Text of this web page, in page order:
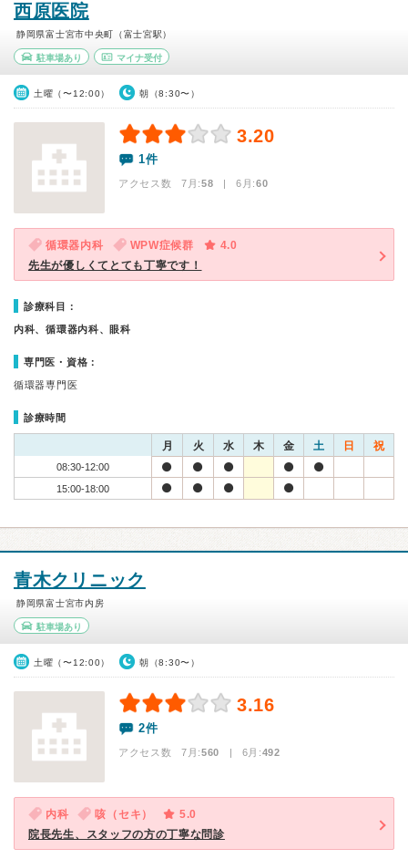
西原医院
静岡県富士宮市中央町（富士宮駅）
駐車場あり マイナ受付
土曜（〜12:00） 朝（8:30〜）
3.20
1件
アクセス数 7月:58 | 6月:60
循環器内科 WPW症候群
4.0
先生が優しくてとても丁寧です！
診療科目：
内科、循環器内科、眼科
専門医・資格：
循環器専門医
診療時間
月 火 水 木 金 土 日 祝
08:30-12:00
15:00-18:00
青木クリニック
静岡県富士宮市内房
駐車場あり
土曜（〜12:00） 朝（8:30〜）
3.16
2件
アクセス数 7月:560 | 6月:492
内科 咳（セキ）
5.0
院長先生、スタッフの方の丁寧な問診